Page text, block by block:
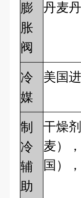
膨
胀
阀
丹麦
冷
媒
美国
制
冷
辅
助
干燥
麦）
国）